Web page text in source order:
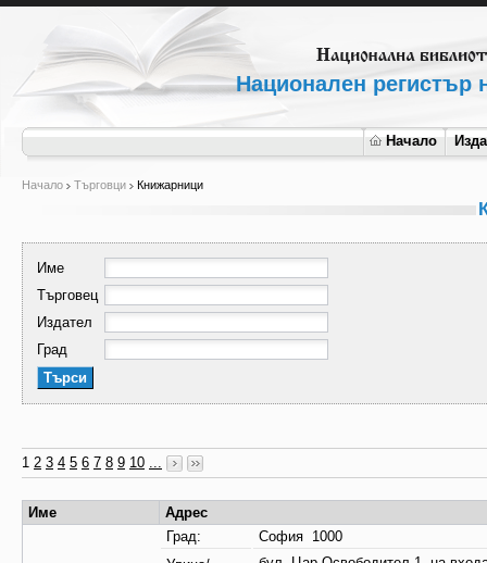
Национален регистър
Начало
Начало Търговци Книжарници
Име
Търговец
Издател
Град
1 2 3 4 5 6 7 8 9 10 ...
Име Адрес
Град:
София 1000